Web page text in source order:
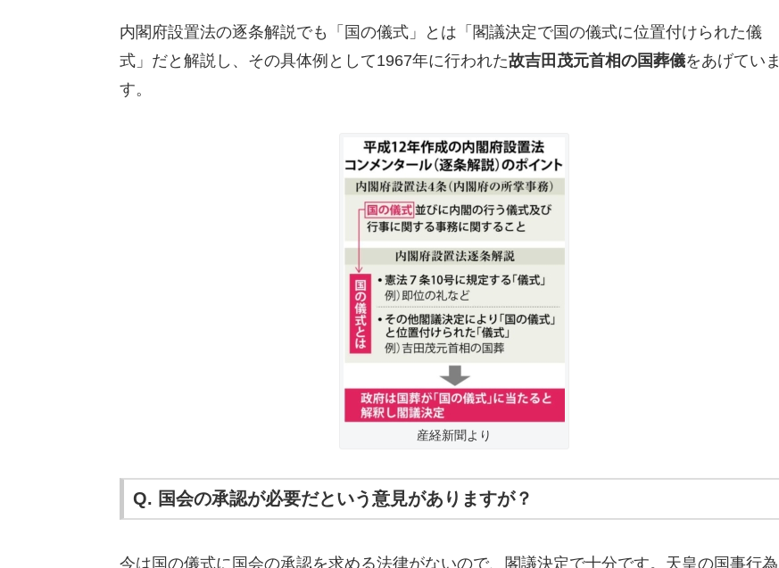
内閣府設置法の逐条解説でも「国の儀式」とは「閣議決定で国の儀式に位置付けられた儀
式」だと解説し、その具体例として1967年に行われた故吉田茂元首相の国葬儀をあげていま
す。
産経新聞より
Q. 国会の承認が必要だという意見がありますが？
今は国の儀式に国会の承認を求める法律がないので、閣議決定で十分です。天皇の国事行為